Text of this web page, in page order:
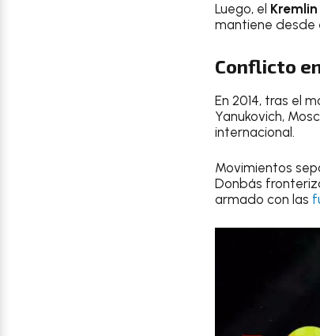
Luego, el Kremlin
mantiene desde
Conflicto
En 2014, tras el
Yanukovich,
internacional.
Movimientos
Donbás
armado con las